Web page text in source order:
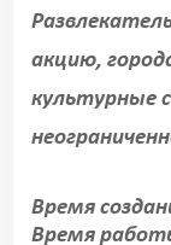
акцию,
культурные
Время
Время